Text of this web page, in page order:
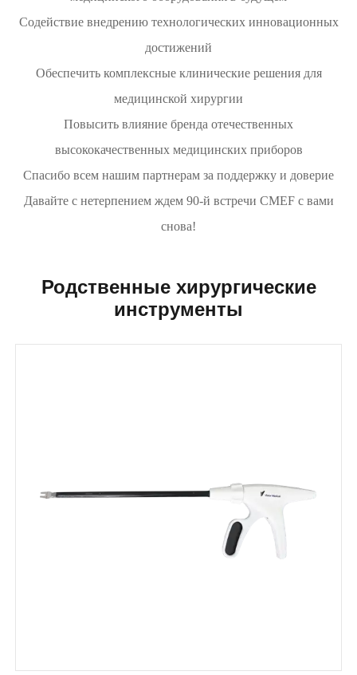
Содействие внедрению технологических инновационных
достижений
Обеспечить комплексные клинические решения для
медицинской хирургии
Повысить влияние бренда отечественных
высококачественных медицинских приборов
Спасибо всем нашим партнерам за поддержку и доверие
Давайте с нетерпением ждем 90-й встречи CMEF с вами
снова!
Родственные хирургические
инструменты